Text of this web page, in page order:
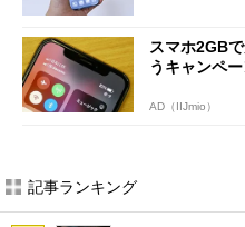
スマホ2GB
うキャンペ
AD（IIJmio）
記事ランキング